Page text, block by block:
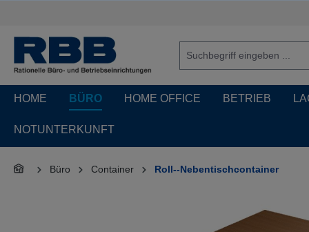
HOME BÜRO HOME OFFICE BETRIEB
NOTUNTERKUNFT
Büro Container Roll--Nebentischcontainer